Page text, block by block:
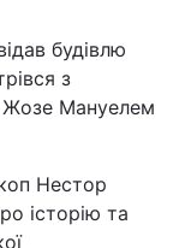
будівлю
з
Жозе Мануелем
Нестор
історію та